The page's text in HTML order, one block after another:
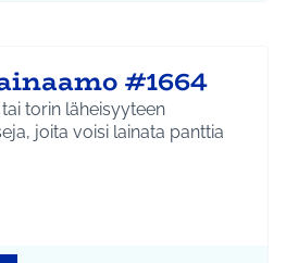
#1664
torin läheisyyteen
joita voisi lainata panttia
mukaan: Hyrylä
teeman mukaan: Ympäristö